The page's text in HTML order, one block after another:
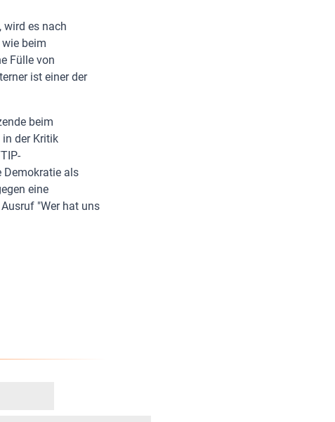
wird es nach
beim
Fülle von
ist einer der
beim
in der Kritik
Demokratie als
eine
"Wer hat uns